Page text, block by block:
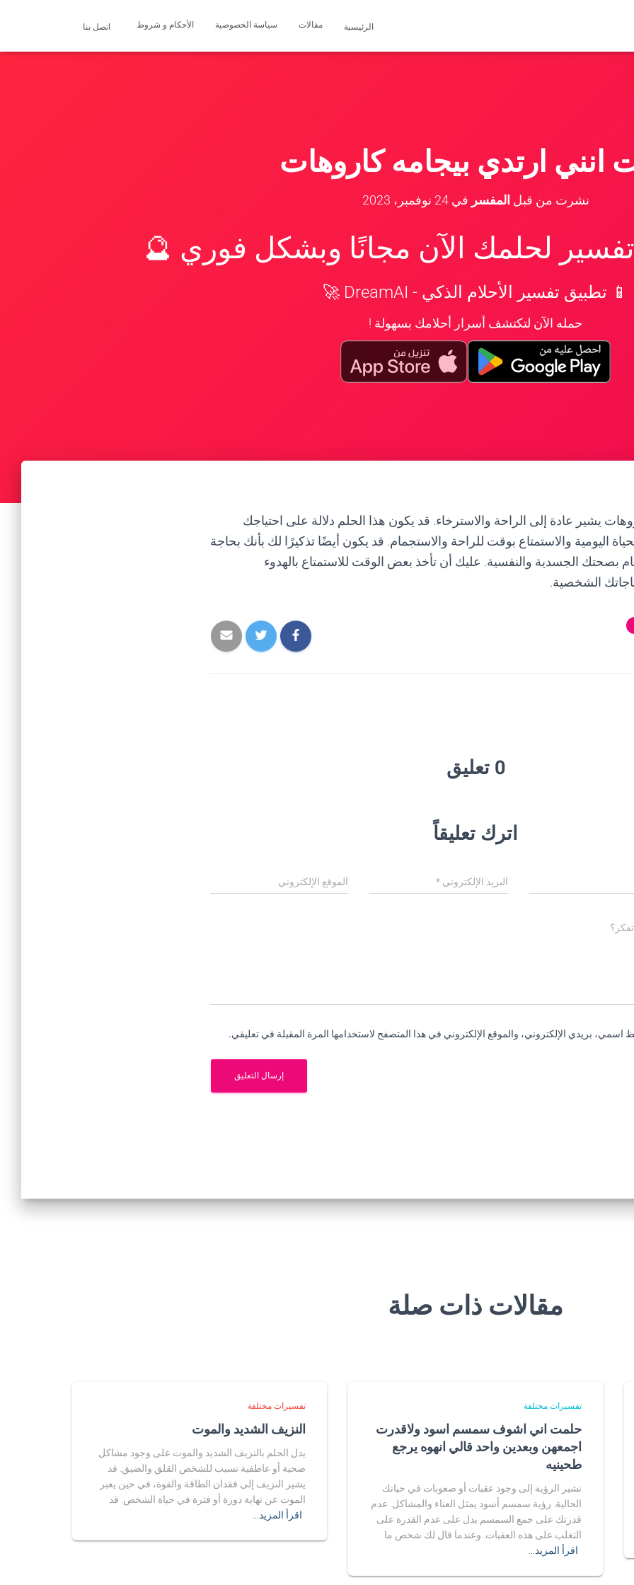
الرئيسية مقالات سياسة الخصوصية الأحكام و شروط اتصل بنا
انني ارتدي بيجامه كاروهات
نشرت من قبل المفسر في24 نوفمبر، 2023
لحلمك الآن مجانًا وبشكل فوري 🔮
📱 تطبيق تفسير الأحلام الذكي - DreamAI 🚀
حمله الآن لتكتشف أسرار أحلامك بسهولة !
يشير عادة إلى الراحة والاسترخاء. قد يكون هذا الحلم دلالة على احتياجك
اليومية والاستمتاع بوقت للراحة والاستجمام. قد يكون أيضًا تذكيرًا لك بأنك بحاجة
بصحتك الجسدية والنفسية. عليك أن تأخذ بعض الوقت للاستمتاع بالهدوء
الشخصية.
0 تعليق
اترك تعليقاً
البريد الإلكتروني* الموقع الإلكتروني
اسمي، بريدي الإلكتروني، والموقع الإلكتروني في هذا المتصفح لاستخدامها المرة المقبلة في تعليقي.
مقالات ذات صلة
تفسيرات مختلفة
حلمت اني اشوف سمسم اسود ولاقدرت
اجمعهن وبعدين واحد قالي انهوه يرجع
طحينيه
تشير الرؤية إلى وجود عقبات أو صعوبات في حياتك
الحالية. رؤية سمسم أسود يمثل العناء والمشاكل. عدم
قدرتك على جمع السمسم يدل على عدم القدرة على
التغلب على هذه العقبات. وعندما قال لك شخص ما
اقرأ المزيد…
تفسيرات مختلفة
النزيف الشديد والموت
يدل الحلم بالنزيف الشديد والموت على وجود مشاكل
صحية أو عاطفية تسبب للشخص القلق والضيق. قد
يشير النزيف إلى فقدان الطاقة والقوة، في حين يعبر
الموت عن نهاية دورة أو فترة في حياة الشخص. قد
اقرأ المزيد…